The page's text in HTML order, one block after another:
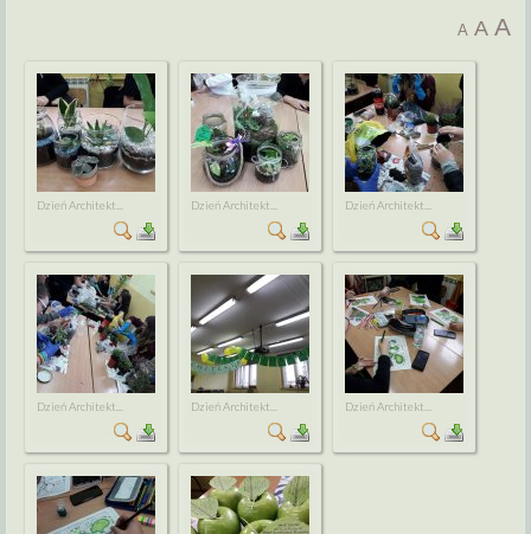
A A A
Dzień Architekt... Dzień Architekt... Dzień Architekt...
Dzień Architekt... Dzień Architekt... Dzień Architekt...